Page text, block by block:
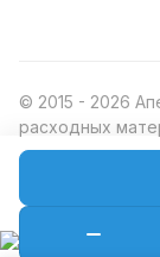
© 2015 - 2026
расходных